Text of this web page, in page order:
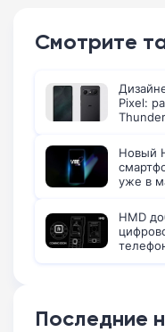
Смотрите
Pixel:
Новый
уже в
HMD
Последние